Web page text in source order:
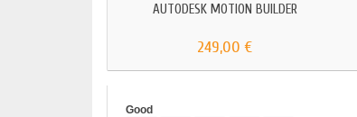
AUTODESK MOTION BUILDER
249,00 €
Good